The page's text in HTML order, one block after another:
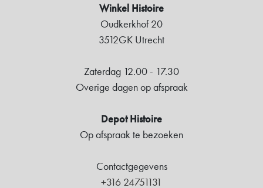
Winkel Histoire
Oudkerkhof 20
3512GK Utrecht
Zaterdag 12.00 - 17.30
Overige dagen op afspraak
Depot Histoire
Op afspraak te bezoeken
Contactgegevens
+316 24751131